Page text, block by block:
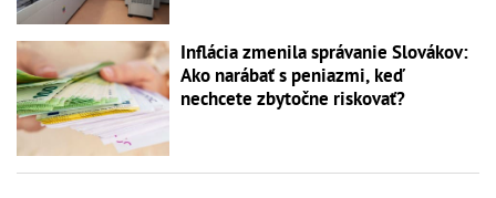
Inflácia zmenila správanie Slovákov:
Ako narábať s peniazmi, keď
nechcete zbytočne riskovať?